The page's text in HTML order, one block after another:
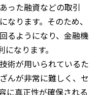
った融資などの取引
なります。そのため、
るようになり、金融機
なります。
術が用いられているた
んが非常に難しく、セ
に真正性が確保される